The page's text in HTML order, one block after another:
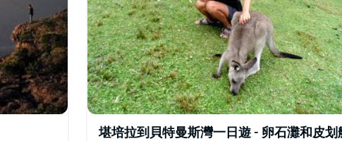
堪培拉到貝特曼斯灣一日遊 - 卵石灘和皮划